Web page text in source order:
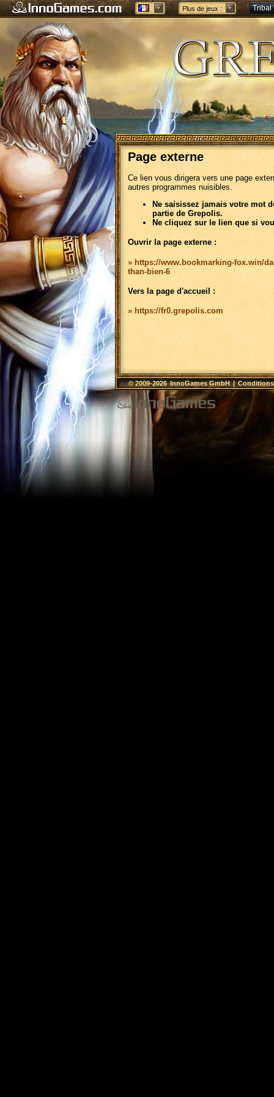
Plus de jeux : Tribal
Page externe
Ce lien vous dirigera vers une page
autres programmes nuisibles.
Ne saisissez jamais votre mot
partie de Grepolis.
Ne cliquez sur le lien que si
Ouvrir la page externe :
» https://www.bookmarking-fox.win/
than-bien-6
Vers la page d'accueil :
» https://fr0.grepolis.com
© 2009-2026InnoGames GmbH|